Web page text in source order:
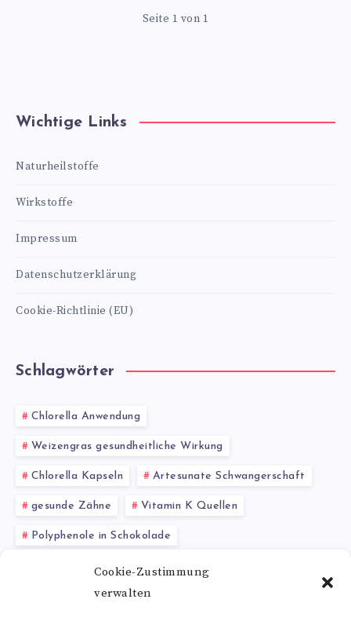
Cookie-Zustimmung
verwalten
Seite 1 von 1
Wichtige Links
Naturheilstoffe
Wirkstoffe
Impressum
Datenschutzerklärung
Cookie-Richtlinie (EU)
Schlagwörter
Chlorella Anwendung
Weizengras gesundheitliche Wirkung
Chlorella Kapseln Artesunate Schwangerschaft
gesunde Zähne Vitamin K Quellen
Polyphenole in Schokolade
Vorteile von Vitamin B5
Asparagin und Krebs